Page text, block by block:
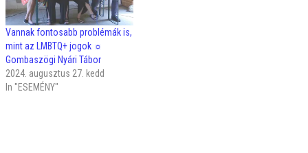
Vannak fontosabb problémák is,
mint az LMBTQ+ jogok ☼
Gombaszögi Nyári Tábor
2024. augusztus 27. kedd
In "ESEMÉNY"